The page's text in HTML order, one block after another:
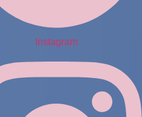
Instagram